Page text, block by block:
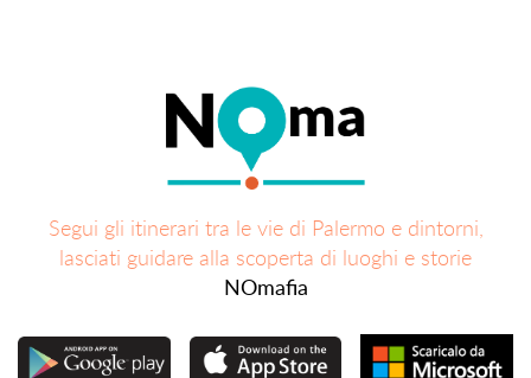
Segui gli itinerari tra le vie di Palermo e dintorni,
lasciati guidare alla scoperta di luoghi e storie
NOmafia